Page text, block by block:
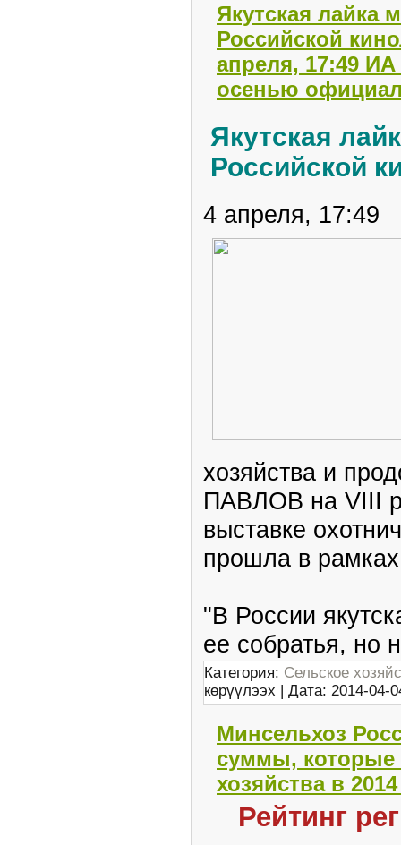
Якутская лайка
Российской
апреля, 17:49
осенью
Якутская
Российской
4 апреля, 17:49
хозяйства и
ПАВЛОВ на VIII
выставке
прошла в
"В России
ее собратья, но
Категория: Сельское
көрүүлээх | Дата: 2014-04-
Минсельхоз
суммы, которые
хозяйства в
Рейтинг